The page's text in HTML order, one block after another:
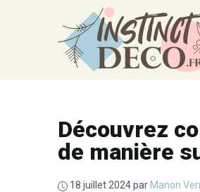
Découvrez
de manière
18 juillet 2024par Manon